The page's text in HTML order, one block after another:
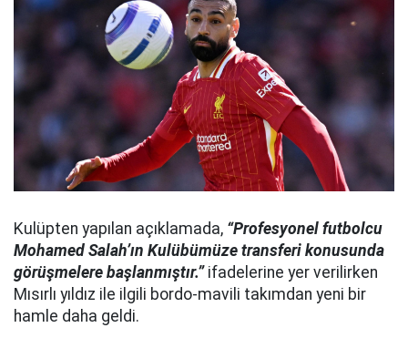
Kulüpten yapılan açıklamada, “Profesyonel futbolcu
Mohamed Salah’ın Kulübümüze transferi konusunda
görüşmelere başlanmıştır.”ifadelerine yer verilirken
Mısırlı yıldız ile ilgili bordo-mavili takımdan yeni bir
hamle daha geldi.